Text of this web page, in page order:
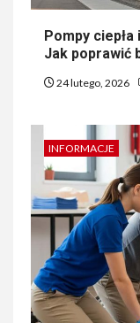
Pompy
Jak poprawić
24 lutego, 2026
INFORMACJE